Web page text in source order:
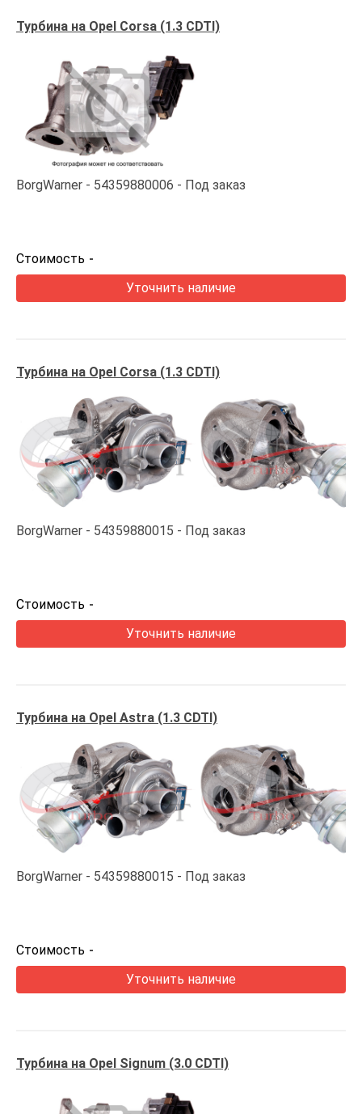
Турбина на Opel Corsa (1.3 CDTI)
BorgWarner 54359880006 Под заказ
Стоимость -
Уточнить наличие
Турбина на Opel Corsa (1.3 CDTI)
BorgWarner 54359880015 Под заказ
Стоимость -
Уточнить наличие
Турбина на Opel Astra (1.3 CDTI)
BorgWarner 54359880015 Под заказ
Стоимость -
Уточнить наличие
Турбина на Opel Signum (3.0 CDTI)